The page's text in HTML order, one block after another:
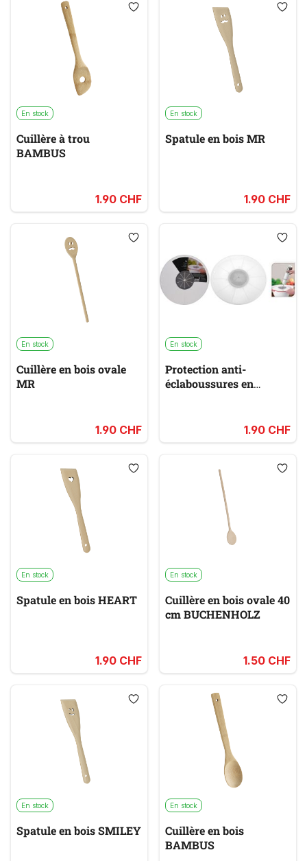
En stock
Cuillère à trou
BAMBUS
1.90 CHF
En stock
Spatule en bois MR
1.90 CHF
En stock
Cuillère en bois ovale
MR
1.90 CHF
En stock
Protection anti-
éclaboussures en
1.90 CHF
En stock
Spatule en bois HEART
1.90 CHF
En stock
Cuillère en bois ovale 40
cm BUCHENHOLZ
1.50 CHF
En stock
Spatule en bois SMILEY
En stock
Cuillère en bois
BAMBUS